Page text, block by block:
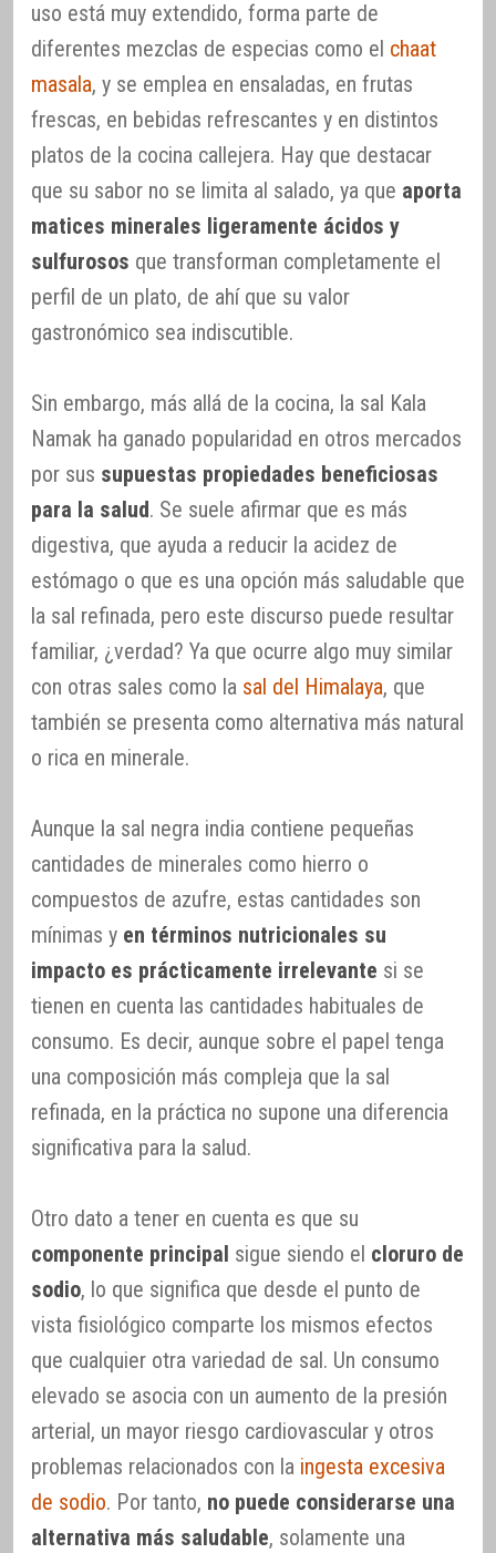
uso está muy extendido, forma parte de
diferentes mezclas de especias como el chaat
masala, y se emplea en ensaladas, en frutas
frescas, en bebidas refrescantes y en distintos
platos de la cocina callejera. Hay que destacar
que su sabor no se limita al salado, ya que aporta
matices minerales ligeramente ácidos y
sulfurosos que transforman completamente el
perfil de un plato, de ahí que su valor
gastronómico sea indiscutible.
Sin embargo, más allá de la cocina, la sal Kala
Namak ha ganado popularidad en otros mercados
por sus supuestas propiedades beneficiosas
para la salud. Se suele afirmar que es más
digestiva, que ayuda a reducir la acidez de
estómago o que es una opción más saludable que
la sal refinada, pero este discurso puede resultar
familiar, ¿verdad? Ya que ocurre algo muy similar
con otras sales como la sal del Himalaya, que
también se presenta como alternativa más natural
o rica en minerale.
Aunque la sal negra india contiene pequeñas
cantidades de minerales como hierro o
compuestos de azufre, estas cantidades son
mínimas y en términos nutricionales su
impacto es prácticamente irrelevante si se
tienen en cuenta las cantidades habituales de
consumo. Es decir, aunque sobre el papel tenga
una composición más compleja que la sal
refinada, en la práctica no supone una diferencia
significativa para la salud.
Otro dato a tener en cuenta es que su
componente principal sigue siendo el cloruro de
sodio, lo que significa que desde el punto de
vista fisiológico comparte los mismos efectos
que cualquier otra variedad de sal. Un consumo
elevado se asocia con un aumento de la presión
arterial, un mayor riesgo cardiovascular y otros
problemas relacionados con la ingesta excesiva
de sodio. Por tanto, no puede considerarse una
alternativa más saludable, solamente una